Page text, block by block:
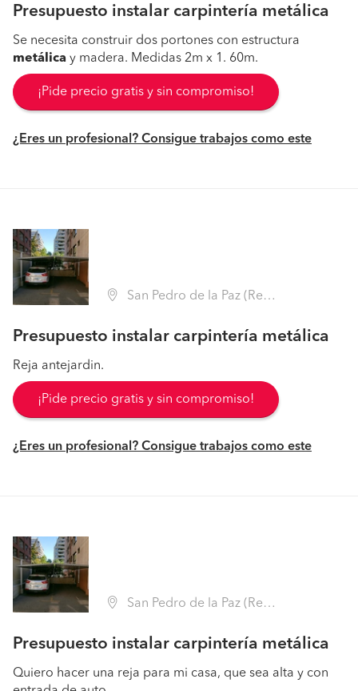
Presupuesto instalar carpintería metálica
Se necesita construir dos portones con estructura
metálica y madera. Medidas 2m x 1. 60m.
¡Pide precio gratis y sin compromiso!
¿Eres un profesional? Consigue trabajos como este
San Pedro de la Paz (Región VIII Biobío - Concepción)
Presupuesto instalar carpintería metálica
Reja antejardin.
¡Pide precio gratis y sin compromiso!
¿Eres un profesional? Consigue trabajos como este
San Pedro de la Paz (Región VIII Biobío - Concepción)
Presupuesto instalar carpintería metálica
Quiero hacer una reja para mi casa, que sea alta y con